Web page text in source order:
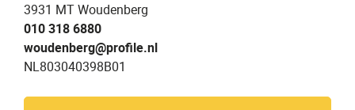
3931 MT Woudenberg
010 318 6880
woudenberg@profile.nl
NL803040398B01